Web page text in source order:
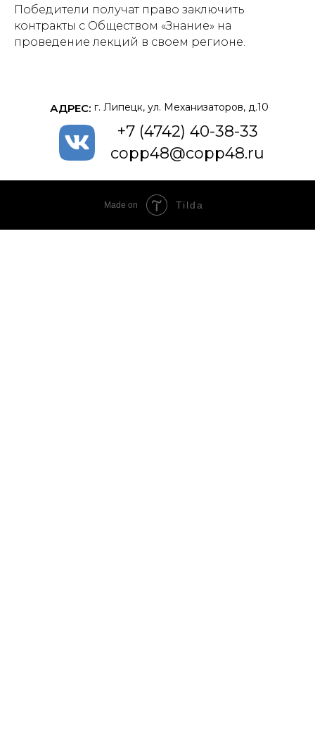
Победители получат право заключить
контракты с Обществом «Знание» на
проведение лекций в своем регионе.
+7 (4742) 40-38-33
copp48@copp48.ru
г. Липецк, ул. Механизаторов, д.10
АДРЕС:
Made on Tilda